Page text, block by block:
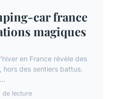
car france
magiques
en France révèle des
hors des sentiers battus.
de lecture